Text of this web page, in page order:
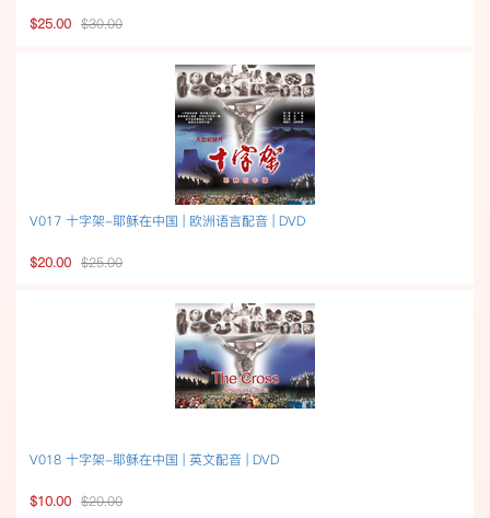
$25.00 $30.00
V017 十字架-耶稣在中国 | 欧洲语言配音 | DVD
$20.00 $25.00
V018 十字架-耶稣在中国 | 英文配音 | DVD
$10.00 $20.00